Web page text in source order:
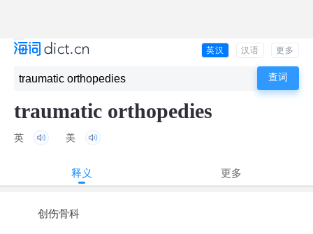
英汉 汉语 更多
traumatic orthopedies
英 美
释义 更多
创伤骨科